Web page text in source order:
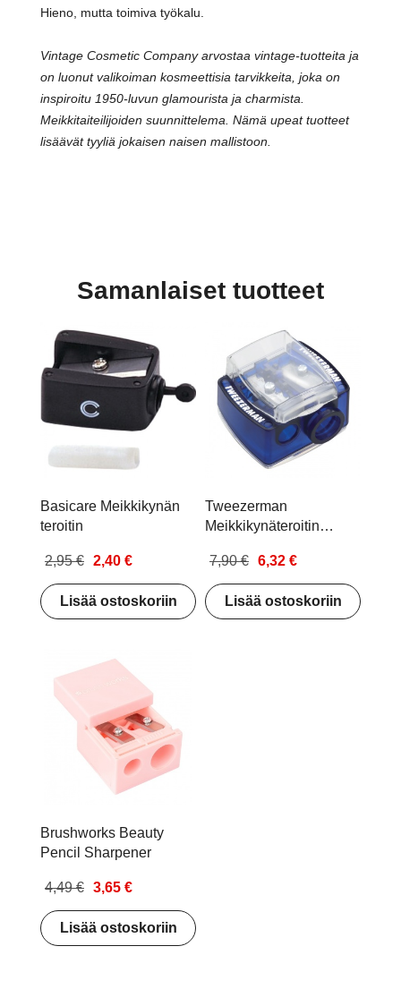
Hieno, mutta toimiva työkalu.
Vintage Cosmetic Company arvostaa vintage-tuotteita ja
on luonut valikoiman kosmeettisia tarvikkeita, joka on
inspiroitu 1950-luvun glamourista ja charmista.
Meikkitaiteilijoiden suunnittelema. Nämä upeat tuotteet
lisäävät tyyliä jokaisen naisen mallistoon.
Samanlaiset tuotteet
Basicare Meikkikynän
teroitin
2,95 € 2,40 €
Lisää ostoskoriin
Tweezerman
Meikkikynäteroitin
7,90 € 6,32 €
Lisää ostoskoriin
Brushworks Beauty
Pencil Sharpener
4,49 € 3,65 €
Lisää ostoskoriin